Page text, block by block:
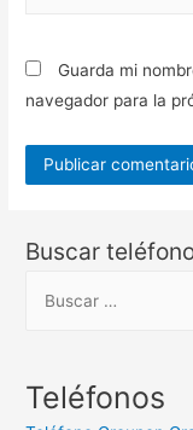
Guarda mi
navegador para la
Buscar
c
Teléfonos